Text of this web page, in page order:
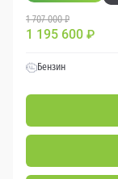
1 707 000 ₽
1 195 600 ₽
Бензин